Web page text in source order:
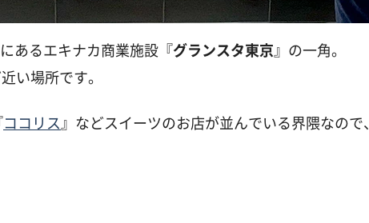
あるエキナカ商業施設『グランスタ東京』の一角。
い場所です。
ココリス』などスイーツのお店が並んでいる界隈なので、